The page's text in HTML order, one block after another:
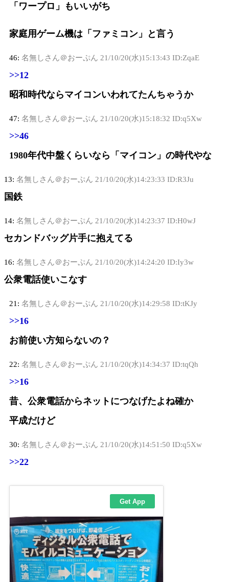
「ワープロ」もいいがち
家庭用ゲーム機は「ファミコン」と言う
46: 名無しさん＠おーぷん 21/10/20(水)15:13:43 ID:ZqaE
>>12
昭和時代ならマイコンいわれてたんちゃうか
47: 名無しさん＠おーぷん 21/10/20(水)15:18:32 ID:q5Xw
>>46
1980年代中盤くらいなら「マイコン」の時代やな
13: 名無しさん＠おーぷん 21/10/20(水)14:23:33 ID:R3Ju
国鉄
14: 名無しさん＠おーぷん 21/10/20(水)14:23:37 ID:H0wJ
セカンドバッグ片手に抱えてる
16: 名無しさん＠おーぷん 21/10/20(水)14:24:20 ID:Iy3w
公衆電話使いこなす
21: 名無しさん＠おーぷん 21/10/20(水)14:29:58 ID:tKJy
>>16
お前使い方知らないの？
22: 名無しさん＠おーぷん 21/10/20(水)14:34:37 ID:tqQh
>>16
昔、公衆電話からネットにつなげたよね確か
平成だけど
30: 名無しさん＠おーぷん 21/10/20(水)14:51:50 ID:q5Xw
>>22